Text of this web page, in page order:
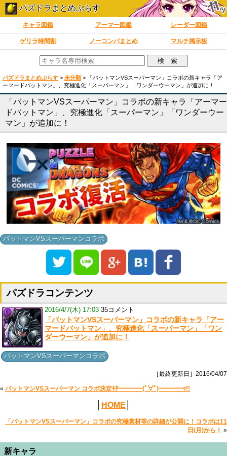
パズドラまとめぷらす
キャラ図鑑 アーマー図鑑 レーダー図鑑
ゲリラ時間割 ノーコンパまとめ マルチ掲示板
パズドラまとめぷらす > 未分類 >
「バットマンVSスーパーマン」コラボの新キャラ「ア
ーマードバットマン」、究極進化「スーパーマン」「ワンダーウーマン」が追加に！
「バットマンVSスーパーマン」コラボの新キャラ「アーマー
ドバットマン」、究極進化「スーパーマン」「ワンダーウー
マン」が追加に！
バットマンVSスーパーマンコラボ
パズドラコンテンツ
2016/4/7(木) 17:03 35コメント
「バットマンVSスーパーマン」コラボの新キャラ「アー
マードバットマン」、究極進化「スーパーマン」「ワン
ダーウーマン」が追加に！
バットマンVSスーパーマンコラボ
［最終更新日］2016/04/07
« バットマンVSスーパーマン コラボ決定ｷﾀ━━━━(ﾟ∀ﾟ)━━━━ｯ!!
HOME
「バットマンVSスーパーマン」コラボの究極素材等の詳細が公開に！コラボは11
日(月)から！ »
新キャラ